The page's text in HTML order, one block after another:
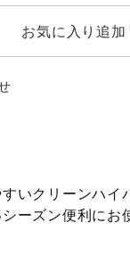
ングシューズ
いクリーンハイ
ーズン便利にお